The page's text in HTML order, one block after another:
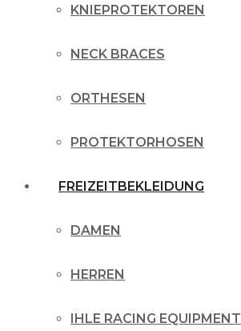
KNIEPROTEKTOREN
NECK BRACES
ORTHESEN
PROTEKTORHOSEN
FREIZEITBEKLEIDUNG
DAMEN
HERREN
IHLE RACING EQUIPMENT